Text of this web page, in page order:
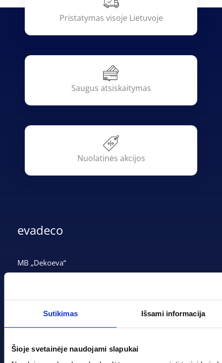
Sutikimas Išsami informacija
Šioje svetainėje naudojami slapukai
Pristatymas visoje Lietuvoje
Saugus atsiskaitymas
Nuolatinės akcijos
evadeco
MB „Dekoeva“
Įmonės kodas: 305237903
Adresas: Tarpučių g. 166, LT-68132 Marijampolė
Telefonas:+370 662 41046
Gedimino g. 2, Marijampolė 68308